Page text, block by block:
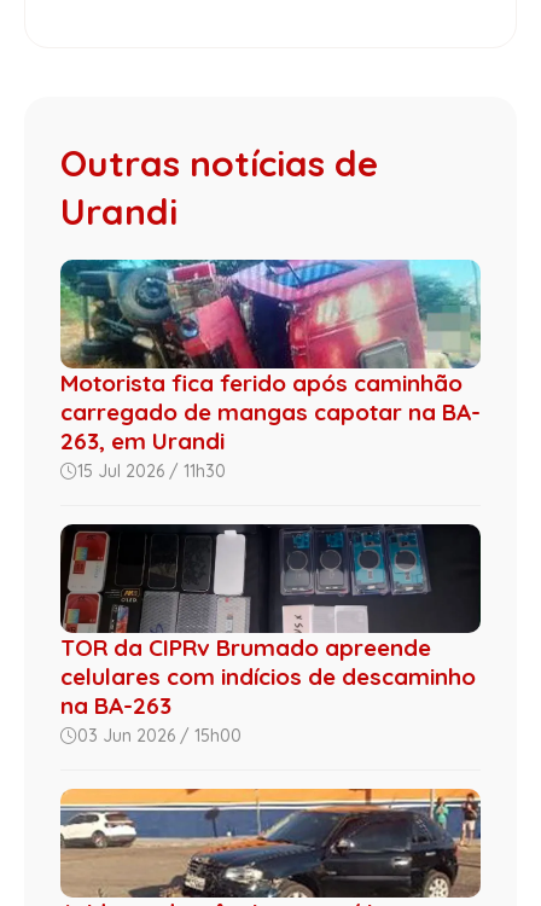
Outras notícias de
Urandi
Motorista fica ferido após caminhão
carregado de mangas capotar na BA-
263, em Urandi
15 Jul 2026 / 11h30
TOR da CIPRv Brumado apreende
celulares com indícios de descaminho
na BA-263
03 Jun 2026 / 15h00